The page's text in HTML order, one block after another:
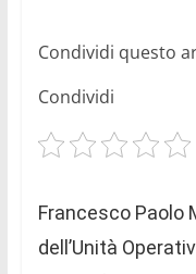
musica,
scienza,
medicina
Condividi questo
Condividi
Francesco Paolo
dell’Unità